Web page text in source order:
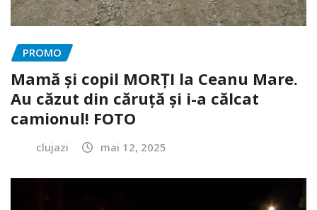
PROMO
Mamă și copil MORȚI la Ceanu Mare.
Au căzut din căruță și i-a călcat
camionul! FOTO
clujazi mai 12, 2025